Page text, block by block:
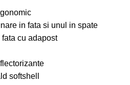
in fata si unul in spate
cu adapost
softshell